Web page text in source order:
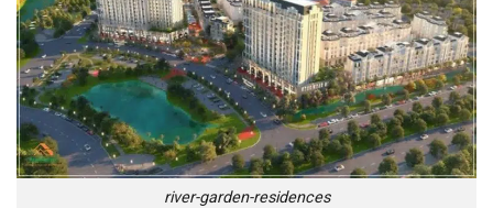
river-garden-residences